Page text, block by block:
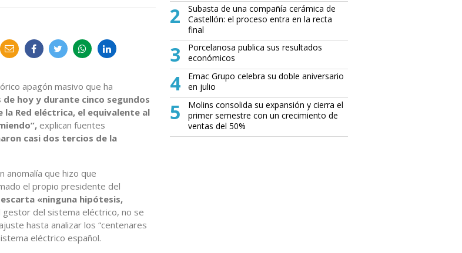
apagón masivo que ha
de hoy y durante cinco segundos
Red eléctrica, el equivalente al
explican fuentes
casi dos tercios de la
anomalía que hizo que
el propio presidente del
«ninguna hipótesis,
gestor del sistema eléctrico, no se
hasta analizar los “centenares
eléctrico español.
2
Subasta de una compañía cerámica de
Castellón: el proceso entra en la recta
final
3
Porcelanosa publica sus resultados
económicos
4
Emac Grupo celebra su doble aniversario
en julio
5
Molins consolida su expansión y cierra el
primer semestre con un crecimiento de
ventas del 50%